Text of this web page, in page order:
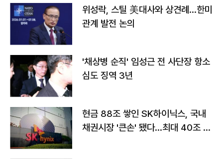
위성락, 스틸 美대사와 상견례…한미
관계 발전 논의
'채상병 순직' 임성근 전 사단장 항소
심도 징역 3년
현금 88조 쌓인 SK하이닉스, 국내
채권시장 '큰손' 됐다…최대 40조 투